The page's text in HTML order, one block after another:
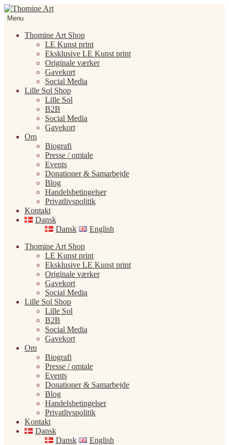
Spring
til
Spring
tilMenu
Thomine Art Shop
LE Kunst print
Eksklusive LE Kunst print
Originale værker
Gavekort
Social Media
Lille Sol Shop
Lille Sol
B2B
Social Media
Gavekort
Om
Biografi
Presse / omtale
Events
Donationer & Samarbejde
Blog
Handelsbetingelser
Privatlivspolitik
Kontakt
Dansk
Dansk
English
Thomine Art Shop
LE Kunst print
Eksklusive LE Kunst print
Originale værker
Gavekort
Social Media
Lille Sol Shop
Lille Sol
B2B
Social Media
Gavekort
Om
Biografi
Presse / omtale
Events
Donationer & Samarbejde
Blog
Handelsbetingelser
Privatlivspolitik
Kontakt
Dansk
Dansk
English